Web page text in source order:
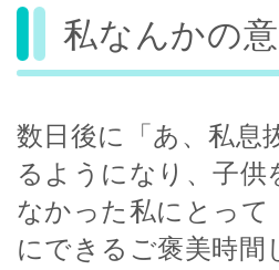
私なんかの
数日後に「あ、私息
るようになり、子
なかった私にとって
にできるご褒美時間